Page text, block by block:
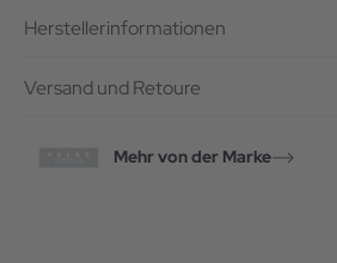
Herstellerinformationen
Versand und Retoure
Mehr von der Marke